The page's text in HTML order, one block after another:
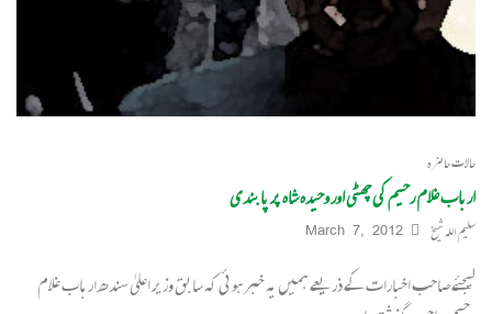
حالات حاضرہ
ارباب غلام رحیم کی چھٹی اور وحیدہ شاہ پر پابندی
سلیم اللہ شیخ March 7, 2012
لیجئے صاحب اخبارات کے ذریعے ہمیں یہ خبر ہوئی کہ سابق وزیر اعلیٰ سندھ ارباب غلام